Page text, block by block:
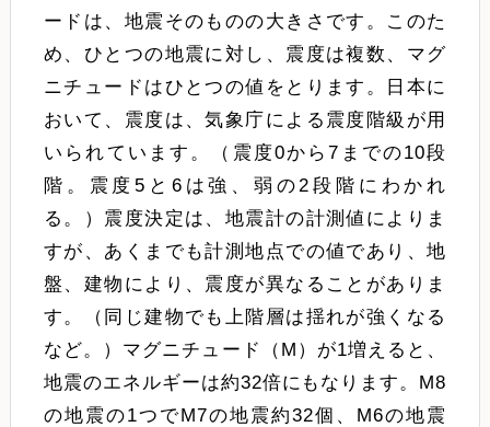
ードは、地震そのものの大きさです。このた
め、ひとつの地震に対し、震度は複数、マグ
ニチュードはひとつの値をとります。日本に
おいて、震度は、気象庁による震度階級が用
いられています。（震度0から7までの10段
階。震度5と6は強、弱の2段階にわかれ
る。）震度決定は、地震計の計測値によりま
すが、あくまでも計測地点での値であり、地
盤、建物により、震度が異なることがありま
す。（同じ建物でも上階層は揺れが強くなる
など。）マグニチュード（M）が1増えると、
地震のエネルギーは約32倍にもなります。M8
の地震の1つでM7の地震約32個、M6の地震